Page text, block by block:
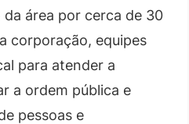
área por cerca de 30
corporação, equipes
para atender a
a ordem pública e
pessoas e